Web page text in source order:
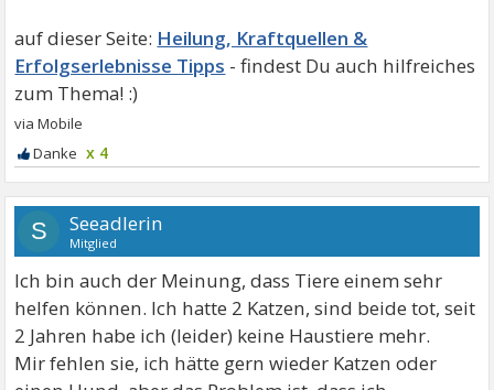
Heilung, Kraftquellen &
Erfolgserlebnisse Tipps
x 4
S Seeadlerin
Mitglied
Ich bin auch der Meinung, dass Tiere einem sehr
helfen können. Ich hatte 2 Katzen, sind beide tot, seit
2 Jahren habe ich (leider) keine Haustiere mehr.
Mir fehlen sie, ich hätte gern wieder Katzen oder